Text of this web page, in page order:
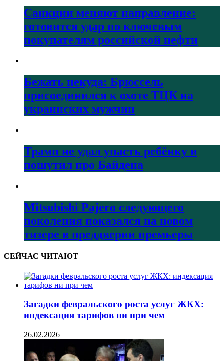
Санкции меняют направление:
готовится удар по ключевым
покупателям российской нефти
Бежать некуда: Брюссель
присоединился к охоте ТЦК на
украинских мужчин
Трамп не удал упасть ребёнку и
пошутил про Байдена
Mitsubishi Pajero следующего
поколения показался на новом
тизере в преддверии премьеры
СЕЙЧАС ЧИТАЮТ
Загадки февральского роста услуг ЖКХ:
индексация тарифов ни при чем
26.02.2026